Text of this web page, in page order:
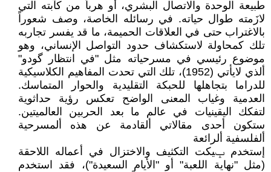
طبيعة الوحدة والاتصال البشري، أو هرباً من كآبته التي
لازَمته طوال حياته. في رسائله الخاصة، وصف شعوراً
بالاغتراب حتى في العلاقات الحميمة، ما قد يفسر تجاربه
تلك كمحاولة لاستكشاف حدود التواصل الإنساني، وهو
موضوع رئيسي في مسرحياته مثل "في انتظار گودو"
ألذي لايأتي (1952)، تلك التي تحدت المفاهيم الكلاسيكية
للدراما بتجاهلها للحبكة التقليدية والحوار المتماسك.
العدمية وغياب المعنى الواضح تعكس رؤية حداثوية
لتفكك اليقينيات في عالم ما بعد الحربين العالميتين.
ستكون أحدى مقالاتي ألقادمة عن هذه ألمسرحية
ألفلسفية ألرائعة
إستخدم ݒيكت التكثيف والاختزال في أعماله اللاحقة
(مثل "نهاية اللعبة" أو "الأيام السعيدة")، فقد استخدم